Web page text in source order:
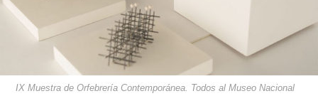
IX Muestra de Orfebrería Contemporánea. Todos al Museo Nacional